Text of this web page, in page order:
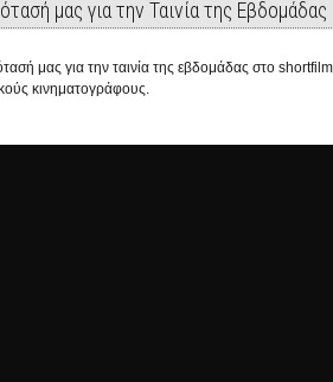
μας για την Ταινία της Εβδομάδας
μας για την ταινία της εβδομάδας στο
κινηματογράφους.